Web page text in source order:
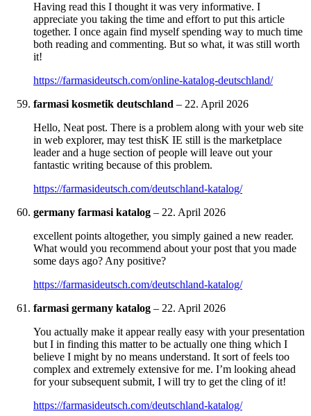
Having read this I thought it was very informative. I
appreciate you taking the time and effort to put this article
together. I once again find myself spending way to much time
both reading and commenting. But so what, it was still worth
it!
https://farmasideutsch.com/online-katalog-deutschland/
farmasi kosmetik deutschland – 22. April 2026
Hello, Neat post. There is a problem along with your web site
in web explorer, may test thisK IE still is the marketplace
leader and a huge section of people will leave out your
fantastic writing because of this problem.
https://farmasideutsch.com/deutschland-katalog/
germany farmasi katalog – 22. April 2026
excellent points altogether, you simply gained a new reader.
What would you recommend about your post that you made
some days ago? Any positive?
https://farmasideutsch.com/deutschland-katalog/
farmasi germany katalog – 22. April 2026
You actually make it appear really easy with your presentation
but I in finding this matter to be actually one thing which I
believe I might by no means understand. It sort of feels too
complex and extremely extensive for me. I’m looking ahead
for your subsequent submit, I will try to get the cling of it!
https://farmasideutsch.com/deutschland-katalog/